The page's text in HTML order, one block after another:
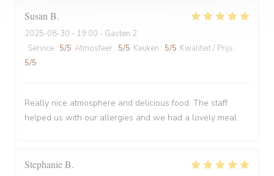
Susan B
2025-08-30 - 19:00 - Gasten 2
Service : 5/5 Atmosfeer : 5/5 Keuken : 5/5 Kwaliteit / Prijs :
5/5
Really nice atmosphere and delicious food. The staff
helped us with our allergies and we had a lovely meal.
StephanieB